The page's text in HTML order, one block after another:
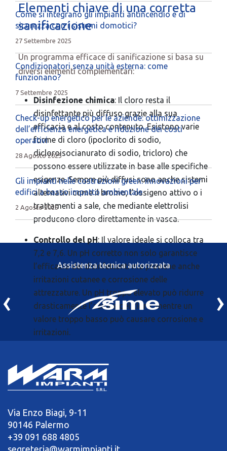
Elementi chiave di una corretta
sanificazione
Un programma efficace di sanificazione si basa su
diversi elementi complementari:
Disinfezione chimica: Il cloro resta il
disinfettante più diffuso grazie alla sua
efficacia e al costo contenuto. Esistono varie
forme di cloro (ipoclorito di sodio,
dicloroisocianurato di sodio, tricloro) che
possono essere utilizzate in base alle specifiche
esigenze. Sempre più diffusi sono anche sistemi
alternativi come il bromo, l’ossigeno attivo o i
trattamenti a sale, che mediante elettrolisi
producono cloro direttamente in vasca.
Controllo del pH: Il valore ideale si colloca tra
7,2 e 7,6. Un pH corretto non solo garantisce
l’efficacia dei disinfettanti ma previene anche
irritazioni cutanee e corrosione delle
attrezzature. Un pH troppo elevato può ridurre
drasticamente l’azione del cloro, mentre un
valore troppo basso può causare corrosione e
irritazioni.
rimuove le particelle in sospensione e
contribuisce a mantenere l’acqua limpida. I filtri
(a sabbia, a diatomee o a cartuccia) devono
mantenerne l’efficacia.
Trattamenti preventivi
Come si integrano gli impianti antincendio e di
sicurezza con i sistemi domotici?
27 Settembre 2025
Condizionatori senza unità esterna: come
funzionano?
7 Settembre 2025
Check-up energetico per le aziende: ottimizzazione
dell’efficienza energetica e riduzione dei costi
operativi
28 Agosto 2025
Gli impianti nelle costruzioni green: innovazioni per
edifici a basso impatto ambientale
2 Agosto 2025
Assistenza tecnica autorizzata
‹ ›
Via Enzo Biagi, 9-11
90146 Palermo
+39 091 688 4805